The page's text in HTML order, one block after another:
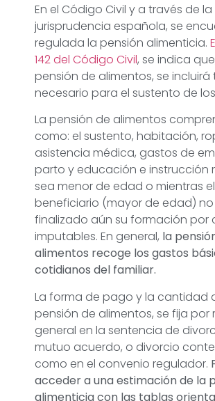
En el Código Civil y a través de la
jurisprudencia española, se
regulada la pensión alimenticia.
142 del Código Civil, se indica
pensión de alimentos, se
necesario para el sustento de
La pensión de alimentos
como: el sustento, habitación,
asistencia médica, gastos de
parto y educación e instrucción
sea menor de edad o mientras el
beneficiario (mayor de edad)
finalizado aún su formación por
imputables. En general, la
alimentos recoge los gastos
cotidianos del familiar.
La forma de pago y la cantidad
pensión de alimentos, se fija por
general en la sentencia de
mutuo acuerdo, o divorcio
como en el convenio regulador.
acceder a una estimación de la
alimenticia con las tablas